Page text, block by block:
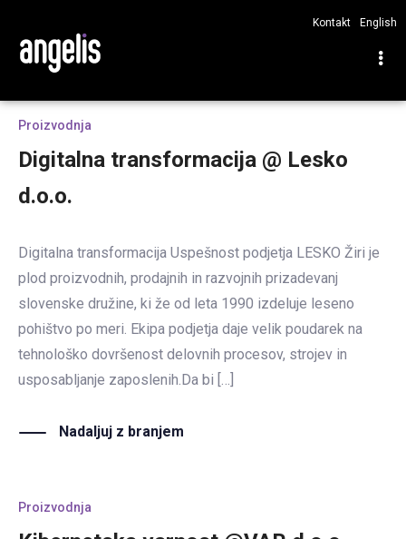
Kontakt English
Proizvodnja
Digitalna transformacija @ Lesko
d.o.o.
Digitalna transformacija Uspešnost podjetja LESKO Žiri je
plod proizvodnih, prodajnih in razvojnih prizadevanj
slovenske družine, ki že od leta 1990 izdeluje leseno
pohištvo po meri. Ekipa podjetja daje velik poudarek na
tehnološko dovršenost delovnih procesov, strojev in
usposabljanje zaposlenih.Da bi […]
Nadaljuj z branjem
Proizvodnja